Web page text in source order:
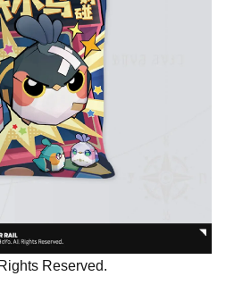
Reserved.